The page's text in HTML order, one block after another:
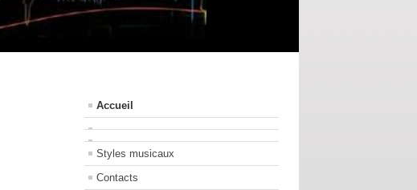
Accueil
Styles musicaux
Contacts